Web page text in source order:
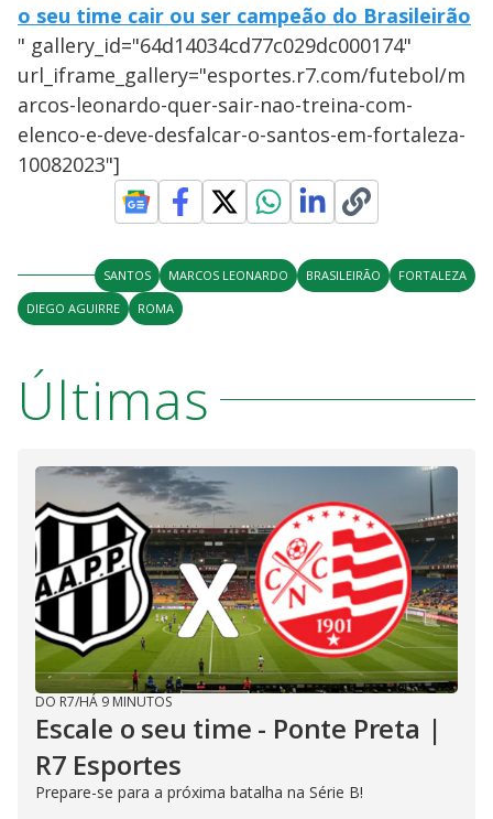
o seu time cair ou ser campeão do Brasileirão
" gallery_id="64d14034cd77c029dc000174"
url_iframe_gallery="esportes.r7.com/futebol/m
arcos-leonardo-quer-sair-nao-treina-com-
elenco-e-deve-desfalcar-o-santos-em-fortaleza-
10082023"]
SANTOS MARCOS LEONARDO BRASILEIRÃO
FORTALEZA
DIEGO AGUIRRE
ROMA
Últimas
DO R7/HÁ 9 MINUTOS
Escale o seu time - Ponte Preta |
R7 Esportes
Prepare-se para a próxima batalha na Série B!